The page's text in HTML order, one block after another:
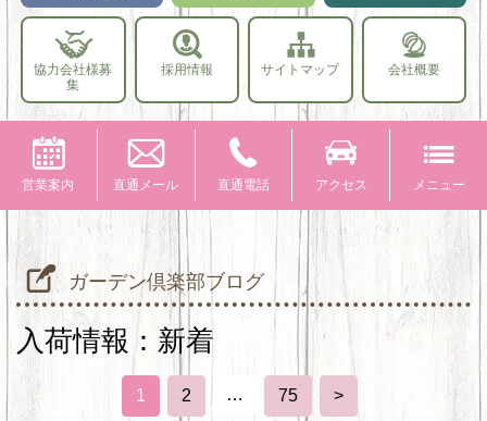
協力会社様募
集
採用情報 サイトマップ 会社概要
営業案内 直通メール 直通電話 アクセス メニュー
ガーデン倶楽部ブログ
入荷情報：新着
1 2 … 75 >